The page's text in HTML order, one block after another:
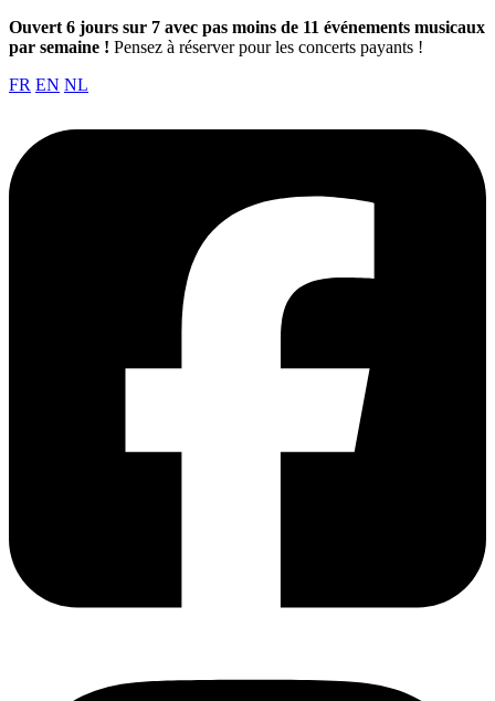
Ouvert 6 jours sur 7 avec pas moins de 11 événements musicaux
par semaine ! Pensez à réserver pour les concerts payants !
FR EN NL